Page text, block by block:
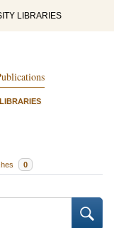
LIBRARIES
0